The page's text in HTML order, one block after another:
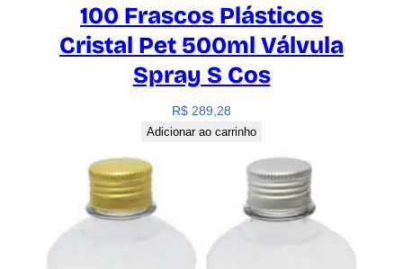
100 Frascos Plásticos
Cristal Pet 500ml Válvula
Spray S Cos
R$ 289,28
Adicionar ao carrinho